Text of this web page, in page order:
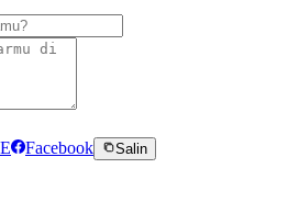
Facebook Salin